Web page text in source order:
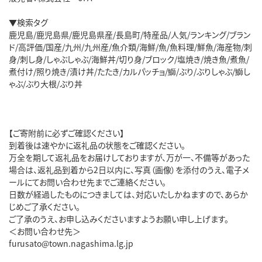
▼検索タグ
鹿児島/鹿児島県/鹿児島県産/長島町/特産品/人気/ランキング/ブラン
ド/高評価/国産/九州/九州産/魚介類/海鮮/魚/魚料理/鮮魚/海産物/刺
身/刺し身/しゃぶしゃぶ/海鮮丼/切り身/ブロック/塩焼き/焼き魚/煮魚/
煮付け/照り焼き/漬け丼/たたき/カルパッチョ/鰤/ぶり/ぶりしゃぶ/鰤し
ゃぶ/ぶり大根/ぶり丼
【ご寄附前に必ずご確認ください】
到着後は速やかに返礼品の状態をご確認ください。
万全を期して返礼品をお届けしておりますが、万が一、不備等があった
場合は、返礼品到着から2日以内に、写真（画像）を添付のうえ、電子メ
ールにてお問い合わせ先までご連絡ください。
日数が経過したものにつきましては、対応いたしかねますので、あらか
じめご了承ください。
ご了承のうえ、お申し込みくださいますようお願い申し上げます。
＜お問い合わせ先＞
furusato@town.nagashima.lg.jp